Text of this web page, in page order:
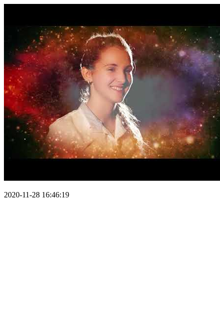
2020-11-28 16:46:19